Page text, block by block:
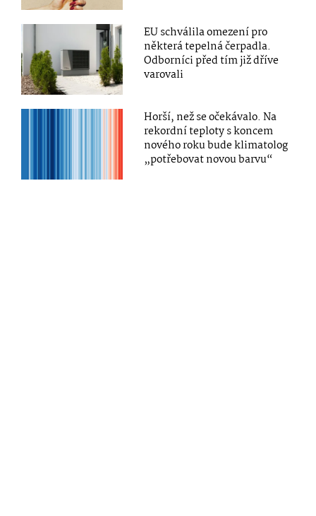
EU schválila omezení pro
některá tepelná čerpadla.
Odborníci před tím již dříve
varovali
Horší, než se očekávalo. Na
rekordní teploty s koncem
nového roku bude klimatolog
„potřebovat novou barvu“